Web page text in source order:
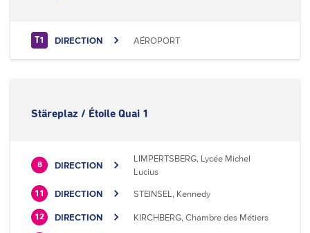
T1 DIRECTION AÉROPORT
Stäreplaz / Étoile Quai 1
8 DIRECTION
LIMPERTSBERG, Lycée Michel
Lucius
11 DIRECTION STEINSEL, Kennedy
12 DIRECTION KIRCHBERG, Chambre des Métiers